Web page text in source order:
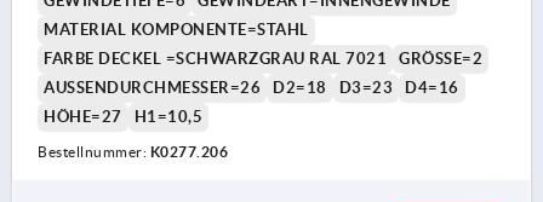
MATERIAL KOMPONENTE=STAHL
FARBE DECKEL =SCHWARZGRAU RAL 7021
GRÖSSE=2
AUSSENDURCHMESSER=26
D2=18 D3=23
D4=16
HÖHE=27
H1=10,5
Bestellnummer: K0277.206